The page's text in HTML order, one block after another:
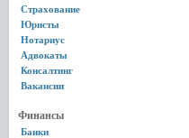
Страхование
Юристы
Нотариус
Адвокаты
Консалтинг
Вакансии
Финансы
Банки